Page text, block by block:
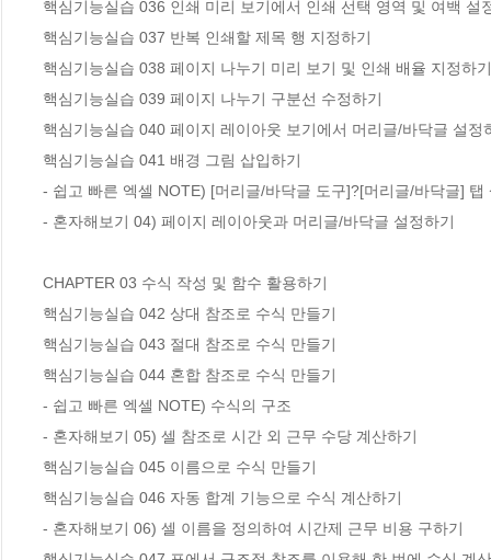
핵심기능실습 036 인쇄 미리 보기에서 인쇄 선택 영역 및 여백 설
핵심기능실습 037 반복 인쇄할 제목 행 지정하기
핵심기능실습 038 페이지 나누기 미리 보기 및 인쇄 배율 지정하기
핵심기능실습 039 페이지 나누기 구분선 수정하기
핵심기능실습 040 페이지 레이아웃 보기에서 머리글/바닥글 설정
핵심기능실습 041 배경 그림 삽입하기
- 쉽고 빠른 엑셀 NOTE) [머리글/바닥글 도구]?[머리글/바닥글] 탭
- 혼자해보기 04) 페이지 레이아웃과 머리글/바닥글 설정하기
CHAPTER 03 수식 작성 및 함수 활용하기
핵심기능실습 042 상대 참조로 수식 만들기
핵심기능실습 043 절대 참조로 수식 만들기
핵심기능실습 044 혼합 참조로 수식 만들기
- 쉽고 빠른 엑셀 NOTE) 수식의 구조
- 혼자해보기 05) 셀 참조로 시간 외 근무 수당 계산하기
핵심기능실습 045 이름으로 수식 만들기
핵심기능실습 046 자동 합계 기능으로 수식 계산하기
- 혼자해보기 06) 셀 이름을 정의하여 시간제 근무 비용 구하기